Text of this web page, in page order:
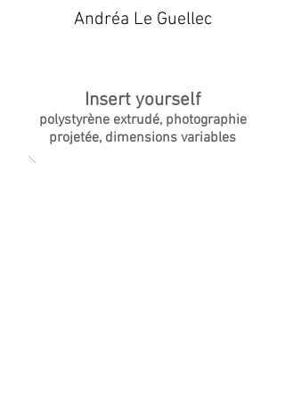
Andréa Le Guellec
Insert yourself
polystyrène extrudé, photographie
projetée, dimensions variables